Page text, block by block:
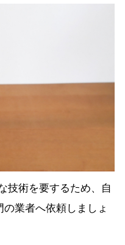
技術を要するため、自
業者へ依頼しましょ